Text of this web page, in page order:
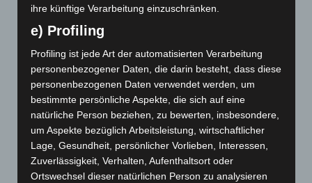
Neugier nicht zu kurz kommen zu lassen. (Denn bei zu
viel Frust bekommt womöglich der Schwarze Clown
seinen Auftritt).
Der Clown weist uns auf die Widersprüchlichkeiten des
Lebens hin, und dass diese Widersprüche sich auch
immer wieder miteinander versöhnen, und ineinander
übergehen können. Albernheit kann in Ernst
umschlagen, Schnelligkeit in Langsamkeit, Grenzen
sind variabel u.v.m. Widersprüche sind also keine
Gegensätze, die sich ausschließen sondern zwei Pole,
die einander ergänzen und erst gemeinsam ein
ihre künftige Verarbeitung einzuschränken.
e) Profiling
Profiling ist jede Art der automatisierten Verarbeitung
personenbezogener Daten, die darin besteht, dass diese
personenbezogenen Daten verwendet werden, um
bestimmte persönliche Aspekte, die sich auf eine
natürliche Person beziehen, zu bewerten, insbesondere,
um Aspekte bezüglich Arbeitsleistung, wirtschaftlicher
Lage, Gesundheit, persönlicher Vorlieben, Interessen,
Zuverlässigkeit, Verhalten, Aufenthaltsort oder
Ortswechsel dieser natürlichen Person zu analysieren